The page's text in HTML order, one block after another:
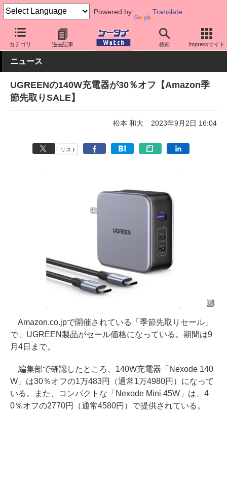
Powered by Translate
カテゴリ 過去記事 検索 Impressサイト
ケータイ Watch 周辺機器/アクセサリー
ニュース
UGREENの140W充電器が30％オフ【Amazon季
節先取りSALE】
松本 和大 2023年9月2日 16:04
リスト
Amazon.co.jpで開催されている「季節先取りセール」
で、UGREEN製品がセール価格になっている。期間は9
月4日まで。
編集部で確認したところ、140W充電器「Nexode 140
W」は30％オフの1万483円（通常1万4980円）になって
いる。また、コンパクトな「Nexode Mini 45W」は、4
0％オフの2770円（通常4580円）で提供されている。